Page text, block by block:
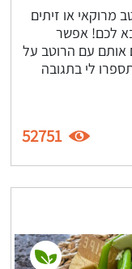
מרוקאי או זיתים
לכם! אפשר
אותם עם הרוטב על
לי בתגובה
52751